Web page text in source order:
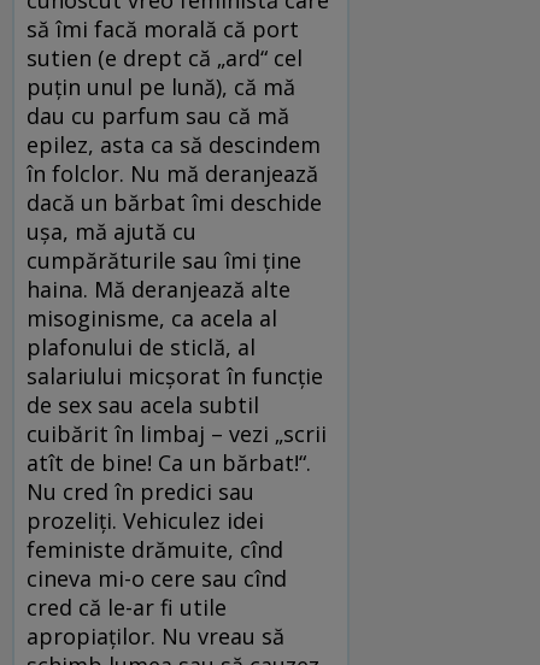
să îmi facă morală că port
sutien (e drept că „ard“ cel
puţin unul pe lună), că mă
dau cu parfum sau că mă
epilez, asta ca să descindem
în folclor. Nu mă deranjează
dacă un bărbat îmi deschide
uşa, mă ajută cu
cumpărăturile sau îmi ţine
haina. Mă deranjează alte
misoginisme, ca acela al
plafonului de sticlă, al
salariului micşorat în funcţie
de sex sau acela subtil
cuibărit în limbaj – vezi „scrii
atît de bine! Ca un bărbat!“.
Nu cred în predici sau
prozeliţi. Vehiculez idei
feministe drămuite, cînd
cineva mi-o cere sau cînd
cred că le-ar fi utile
apropiaţilor. Nu vreau să